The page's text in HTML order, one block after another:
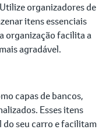
organizadores de
itens essenciais
organização facilita a
agradável.
capas de bancos,
Esses itens
seu carro e facilitam